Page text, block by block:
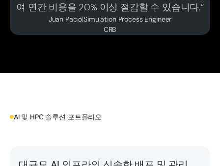
여 연간 비용을 20% 이상 절감할 수 있습니다.”
Juan Pacio|Simulation Process Engineer
CRB
AI 및 HPC 솔루션 포트폴리오
OriginAI® 알아보기